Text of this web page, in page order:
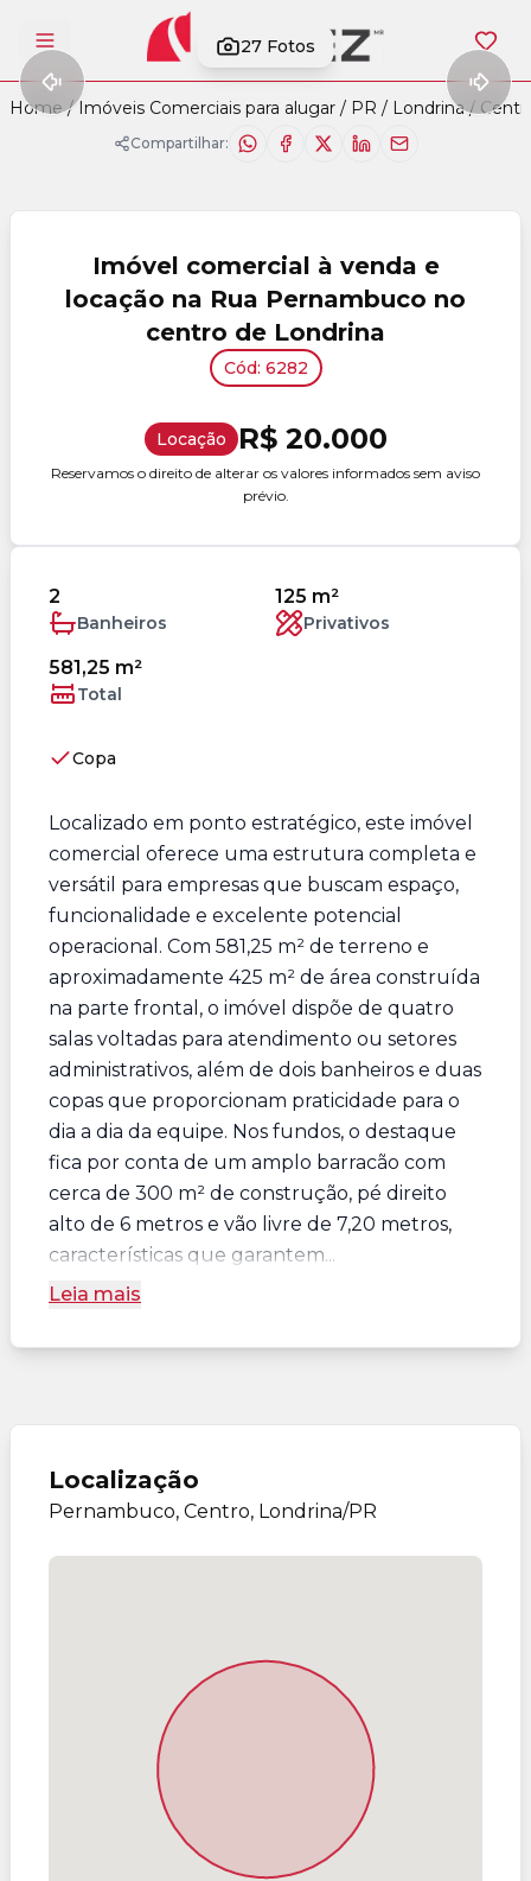
Abrir menu 27 Fotos
Home / Imóveis Comerciais para alugar / PR / Londrina /
Compartilhar:
Imóvel comercial à venda e
locação na Rua Pernambuco no
centro de Londrina
Cód: 6282
Locação R$ 20.000
Reservamos o direito de alterar os valores informados sem aviso
prévio.
2
Banheiros
125 m²
Privativos
581,25 m²
Total
Copa
Localizado em ponto estratégico, este imóvel
comercial oferece uma estrutura completa e
versátil para empresas que buscam espaço,
funcionalidade e excelente potencial
operacional. Com 581,25 m² de terreno e
aproximadamente 425 m² de área construída
na parte frontal, o imóvel dispõe de quatro
salas voltadas para atendimento ou setores
administrativos, além de dois banheiros e duas
copas que proporcionam praticidade para o
dia a dia da equipe. Nos fundos, o destaque
fica por conta de um amplo barracão com
cerca de 300 m² de construção, pé direito
alto de 6 metros e vão livre de 7,20 metros,
características que garantem...
Leia mais
Localização
Pernambuco, Centro, Londrina/PR